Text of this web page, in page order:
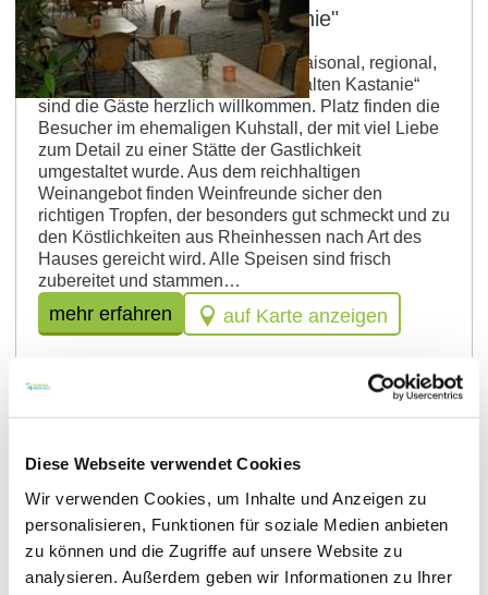
Diese Webseite verwendet Cookies
Wir verwenden Cookies, um Inhalte und Anzeigen zu
personalisieren, Funktionen für soziale Medien anbieten
zu können und die Zugriffe auf unsere Website zu
analysieren. Außerdem geben wir Informationen zu Ihrer
Weinstube "Zur alten Kastanie"
Betriebsart: Gutsschänke Küche: saisonal, regional,
vegetarisch In der Weinstube „Zur alten Kastanie“
sind die Gäste herzlich willkommen. Platz finden die
Besucher im ehemaligen Kuhstall, der mit viel Liebe
zum Detail zu einer Stätte der Gastlichkeit
umgestaltet wurde. Aus dem reichhaltigen
Weinangebot finden Weinfreunde sicher den
richtigen Tropfen, der besonders gut schmeckt und zu
den Köstlichkeiten aus Rheinhessen nach Art des
Hauses gereicht wird. Alle Speisen sind frisch
zubereitet und stammen…
mehr erfahren auf Karte anzeigen